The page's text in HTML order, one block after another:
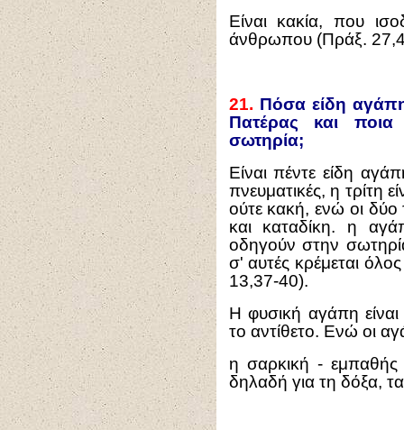
Είναι κακία, που
άνθρωπου (Πράξ.
21. Πόσα είδη
Πατέρας και
σωτηρία;
Είναι πέντε είδη
πνευματικές, η τρίτη
ούτε κακή, ενώ οι δύο
και καταδίκη. η
οδηγούν στην
σ' αυτές κρέμεται
13,37-40).
Η φυσική αγάπη
το αντίθετο. Ενώ οι
η σαρκική -
δηλαδή για τη δόξα,